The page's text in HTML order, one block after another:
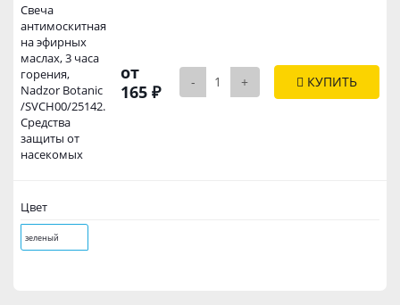
Свеча
антимоскитная
на эфирных
маслах, 3 часа
горения,
Nadzor Botanic
/SVCH00/25142.
Средства
защиты от
насекомых
от
165 ₽
- + КУПИТЬ
Цвет
зеленый